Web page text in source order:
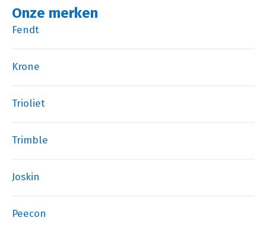
Onze merken
Fendt
Krone
Trioliet
Trimble
Joskin
Peecon